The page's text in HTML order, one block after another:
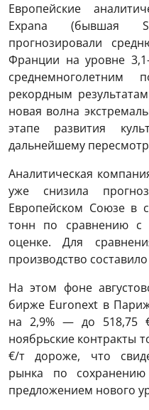
Европейские
Expana (бывшая
прогнозировали
Франции на уровне
среднемноголетним
рекордным
новая волна
этапе развития
дальнейшему
Аналитическая
уже снизила
Европейском Союзе в
тонн по сравнению с
оценке. Для
производство
На этом фоне
бирже Euronext в
на 2,9% — до 518,75
ноябрьские контракты
€/т дороже, что
рынка по
предложением нового